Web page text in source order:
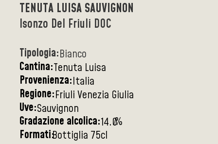
TENUTA LUISA SAUVIGNON
Isonzo Del Friuli DOC
Tipologia:Bianco
Cantina:Tenuta Luisa
Provenienza:Italia
Regione:Friuli Venezia Giulia
Uve:Sauvignon
Gradazione alcolica:14.0%
Formati:Bottiglia 75cl